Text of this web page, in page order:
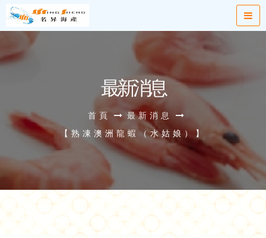
最新消息
首頁
最新消息
【熟凍澳洲龍蝦（水姑娘）】